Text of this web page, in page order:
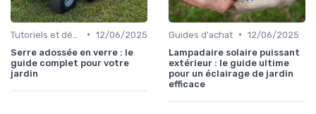
• 12/06/2025
Serre adossée en verre : le
guide complet pour votre
jardin
Guides d'achat • 12/06/2025
Lampadaire solaire puissant
extérieur : le guide ultime
pour un éclairage de jardin
efficace